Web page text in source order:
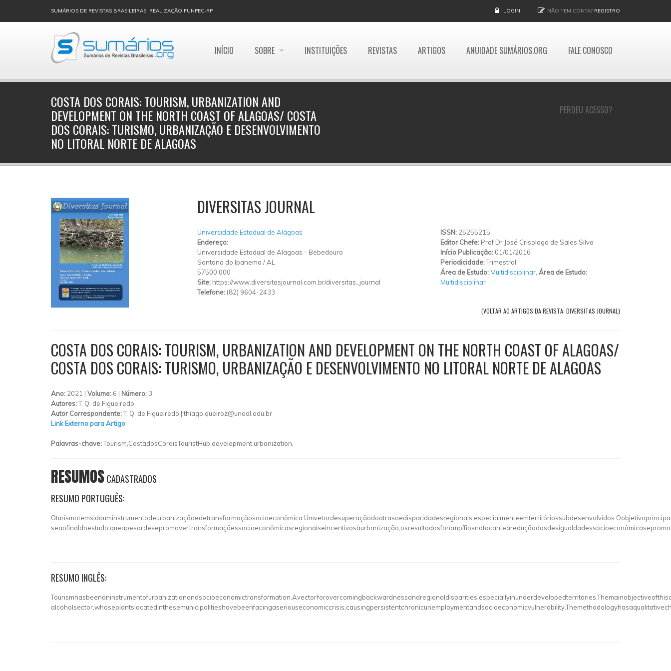
SUMÁRIOS DE REVISTAS BRASILEIRAS, REALIZAÇÃO FUNPEC-RP LOGIN NÃO TEM CONTA? REGISTRO
INÍCIO SOBRE INSTITUIÇÕES REVISTAS ARTIGOS ANUIDADE SUMÁRIOS.ORG FALE CONOSCO
PERDEU ACESSO?
COSTA DOS CORAIS: TOURISM, URBANIZATION AND
DEVELOPMENT ON THE NORTH COAST OF ALAGOAS/ COSTA
DOS CORAIS: TURISMO, URBANIZAÇÃO E DESENVOLVIMENTO
NO LITORAL NORTE DE ALAGOAS
DIVERSITAS JOURNAL
Universidade Estadual de Alagoas
Endereço:
Universidade Estadual de Alagoas - Bebedouro
Santana do Ipanema /AL
57500 000
Site: https://www.diversitasjournal.com.br/diversitas_journal
Telefone: (82) 9604-2433
ISSN: 25255215
Editor Chefe: Prof Dr José Crisologo de Sales Silva
Início Publicação: 01/01/2016
Periodicidade:Trimestral
Área de Estudo:Multidisciplinar Área de Estudo:
Multidisciplinar
(VOLTAR AO ARTIGOS DA REVISTA: DIVERSITAS JOURNAL)
COSTA DOS CORAIS: TOURISM, URBANIZATION AND DEVELOPMENT ON THE NORTH COAST OF ALAGOAS/
COSTA DOS CORAIS: TURISMO, URBANIZAÇÃO E DESENVOLVIMENTO NO LITORAL NORTE DE ALAGOAS
Ano: 2021 | Volume: 6 | Número: 3
Autores:T. Q. de Figueiredo
Autor Correspondente:T. Q. de Figueiredo |thiago.queiroz@uneal.edu.br
Link Externo para Artigo
Palavras-chave:Tourism,CostadosCoraisTouristHub,development,urbanization.
RESUMOSCADASTRADOS
RESUMO PORTUGUÊS:
RESUMO INGLÊS: